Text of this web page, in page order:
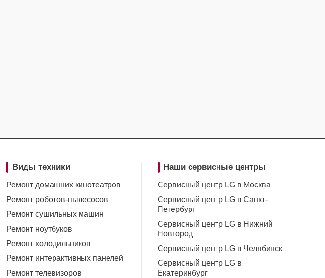
Виды техники
Ремонт домашних кинотеатров
Ремонт роботов-пылесосов
Ремонт сушильных машин
Ремонт ноутбуков
Ремонт холодильников
Ремонт интерактивных панелей
Ремонт телевизоров
Наши сервисные центры
Сервисный центр LG в Москва
Сервисный центр LG в Санкт-
Петербург
Сервисный центр LG в Нижний
Новгород
Сервисный центр LG в Челябинск
Сервисный центр LG в
Екатеринбург